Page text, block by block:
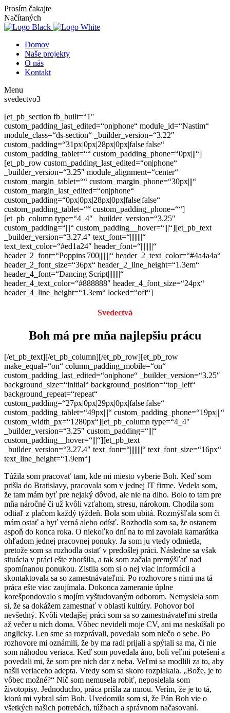
Prosím čakajte
Načítaných
Domov
Naše projekty
O nás
Kontakt
Menu
svedectvo3
[et_pb_section fb_built=“1″
custom_padding_last_edited=“on|phone“ module_id=“Nastim“
module_class=“ds-section“ _builder_version=“3.22″
custom_padding=“31px|0px|28px|0px|false|false“
custom_padding_tablet=““ custom_padding_phone=“0px|||“]
[et_pb_row custom_padding_last_edited=“on|phone“
_builder_version=“3.25″ module_alignment=“center“
custom_margin_tablet=““ custom_margin_phone=“30px|||“
custom_margin_last_edited=“on|phone“
custom_padding=“0px|0px|28px|0px|false|false“
custom_padding_tablet=““ custom_padding_phone=““]
[et_pb_column type=“4_4″ _builder_version=“3.25″
custom_padding=“|||“ custom_padding__hover=“|||“][et_pb_text
_builder_version=“3.27.4″ text_font=“||||||||“
text_text_color=“#ed1a24″ header_font=“||||||||“
header_2_font=“Poppins|700|||||||“ header_2_text_color=“#4a4a4a“
header_2_font_size=“36px“ header_2_line_height=“1.3em“
header_4_font=“Dancing Script||||||||“
header_4_text_color=“#888888″ header_4_font_size=“24px“
header_4_line_height=“1.3em“ locked=“off“]
Svedectvá
Boh má pre mňa najlepšiu prácu
[/et_pb_text][/et_pb_column][/et_pb_row][et_pb_row
make_equal=“on“ column_padding_mobile=“on“
custom_padding_last_edited=“on|phone“ _builder_version=“3.25″
background_size=“initial“ background_position=“top_left“
background_repeat=“repeat“
custom_padding=“27px|0px|29px|0px|false|false“
custom_padding_tablet=“49px|||“ custom_padding_phone=“19px|||“
custom_width_px=“1280px“][et_pb_column type=“4_4″
_builder_version=“3.25″ custom_padding=“|||“
custom_padding__hover=“|||“][et_pb_text
_builder_version=“3.27.4″ text_font=“||||||||“ text_font_size=“16px“
text_line_height=“1.9em“]
Túžila som pracovať tam, kde mi miesto vyberie Boh. Keď som
prišla do Bratislavy, pracovala som v jednej IT firme. Vedela som,
že tam mám byť pre nejaký dôvod, ale nie na dlho. Bolo to tam pre
mňa náročné či už kvôli vzťahom, stresu, nárokom. Chodila som
odtiaľ z plačom každý týždeň. Bola som ubitá. Rozmýšľala som či
mám ostať a byť verná alebo odísť. Rozhodla som sa, že ostanem
aspoň do konca roka. O niekoľko dní na to mi zavolala kamarátka
ohľadom jednej pracovnej ponuky. Ja som ju vtedy odmietla,
pretože som sa rozhodla ostať v predošlej práci. Následne sa však
situácia v práci ešte zhoršila, a tak som začala premýšľať nad
spomínanou ponukou. Zistila som si o nej viac informácii a
skontaktovala sa so zamestnávateľmi. Po rozhovore s nimi ma tá
práca ešte viac zaujímala. Dokonca zameranie úplne
korešpondovalo s mojím vyštudovaným odborom. Nemyslela som
si, že sa dokážem zamestnať v oblasti kultúry. Pohovor bol
nevšedný. Kvôli vtedajšej práci som sa so zamestnávateľmi stretla
až večer u nich doma. Vôbec nevideli moje CV, ani ma neskúšali po
anglicky. Len sme sa rozprávali, povedala som niečo o sebe. Po
rozhovore mi oznámili, že by ma radi prijali a spýtali sa ma, či nie
som náhodou veriaca. Keď som povedala áno, boli veľmi potešení a
povedali mi, že som pre nich dar z neba. Veľmi sa modlili za to, aby
našli veriaceho adepta. Vtedy som sa skoro rozplakala. „Bože, je to
vôbec možné?“ Nič som nemusela robiť, neposielala som
životopisy. Jednoducho, práca prišla za mnou. Verím, že je to tá,
ktorú mi vybral sám Boh. Uvedomila som si, že Pán Boh vie o
všetkých našich potrebách, túžbach a správnom načasovaní.